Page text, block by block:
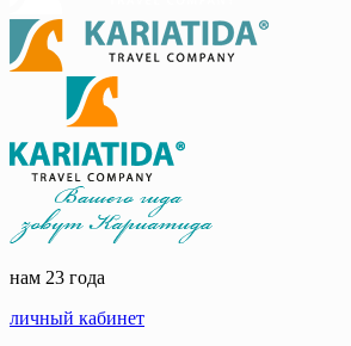
нам 23 года
личный кабинет